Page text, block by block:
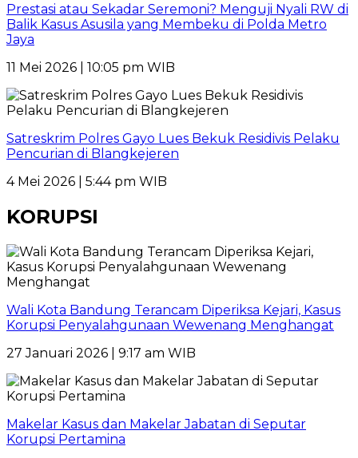
Prestasi atau Sekadar Seremoni? Menguji Nyali RW di
Balik Kasus Asusila yang Membeku di Polda Metro
Jaya
11 Mei 2026 | 10:05 pm WIB
Satreskrim Polres Gayo Lues Bekuk Residivis Pelaku
Pencurian di Blangkejeren
4 Mei 2026 | 5:44 pm WIB
KORUPSI
Wali Kota Bandung Terancam Diperiksa Kejari, Kasus
Korupsi Penyalahgunaan Wewenang Menghangat
27 Januari 2026 | 9:17 am WIB
Makelar Kasus dan Makelar Jabatan di Seputar
Korupsi Pertamina